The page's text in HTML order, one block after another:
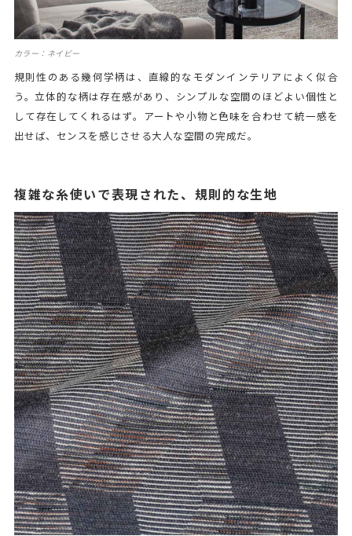
カラー：ネイビー
規則性のある幾何学柄は、直線的なモダンインテリアによく似合
う。立体的な柄は存在感があり、シンプルな空間のほどよい個性と
して存在してくれるはず。アートや小物と色味を合わせて統一感を
出せば、センスを感じさせる大人な空間の完成だ。
複雑な糸使いで表現された、規則的な生地